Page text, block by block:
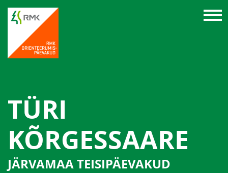
TÜRI
KÕRGESSAARE
JÄRVAMAA TEISIPÄEVAKUD